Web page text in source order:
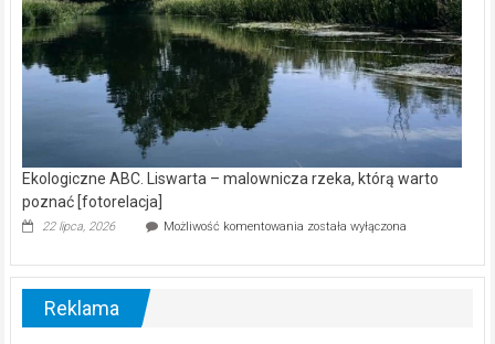
Ekologiczne ABC. Liswarta – malownicza rzeka, którą warto
poznać [fotorelacja]
22 lipca, 2026 Możliwość komentowania Ekologiczne
–
została wyłączona
Reklama